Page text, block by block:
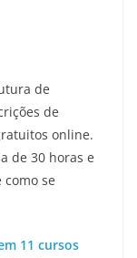
de
de
online.
de 30 horas e
se
11 cursos